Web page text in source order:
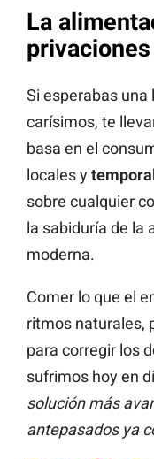
La
privaciones
Si esperabas
carísimos, te
basa en el
locales y
sobre cualquier
la sabiduría de la
moderna.
Comer lo que el
ritmos naturales,
para corregir los
sufrimos hoy en
solución más
antepasados ya